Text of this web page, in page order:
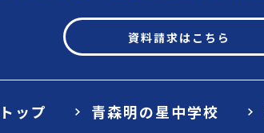
資料請求はこちら
ップ 青森明の星中学校